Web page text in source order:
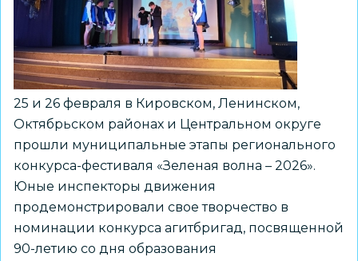
25 и 26 февраля в Кировском, Ленинском,
Октябрьском районах и Центральном округе
прошли муниципальные этапы регионального
конкурса-фестиваля «Зеленая волна – 2026».
Юные инспекторы движения
продемонстрировали свое творчество в
номинации конкурса агитбригад, посвященной
90-летию со дня образования